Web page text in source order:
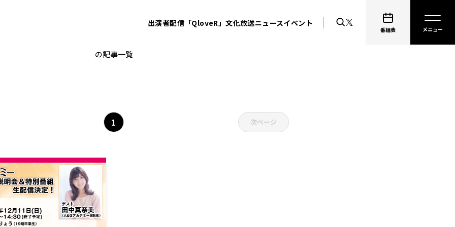
出演者配信「QloveR」文化放送ニュースイベント
番組表
の記事一覧
1 次ページ